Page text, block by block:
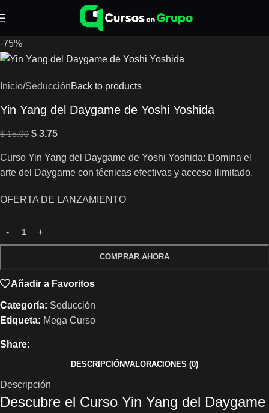
-75%
Inicio/SeducciónBack to products
Yin Yang del Daygame de Yoshi Yoshida
$15.00 $ 3.75
Curso Yin Yang del Daygame de Yoshi Yoshida: Domina el
arte del Daygame con técnicas efectivas y acceso ilimitado.
OFERTA DE LANZAMIENTO
COMPRAR AHORA
Añadir a Favoritos
Categoría: Seducción
Etiqueta: Mega Curso
Share:
DESCRIPCIÓNVALORACIONES (0)
Descripción
Descubre el Curso Yin Yang del Daygame